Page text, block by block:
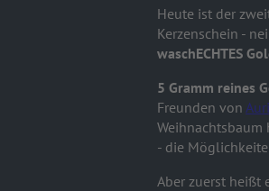
Heute ist der
Kerzenschein -
waschECHTES
5 Gramm reines
Freunden von
Weihnachtsbaum
- die
Aber zuerst heißt